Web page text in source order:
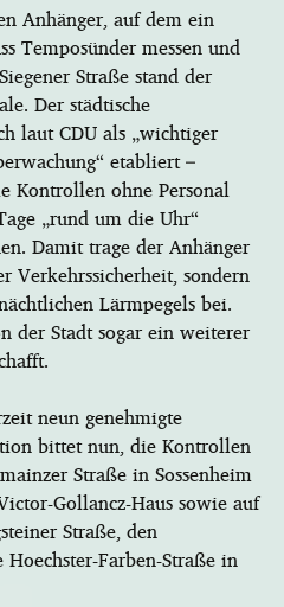
Anhänger, auf dem ein
Temposünder messen und
Straße stand der
Der städtische
laut CDU als „wichtiger
etabliert –
Kontrollen ohne Personal
„rund um die Uhr“
Damit trage der Anhänger
Verkehrssicherheit, sondern
Lärmpegels bei.
der Stadt sogar ein weiterer
neun genehmigte
bittet nun, die Kontrollen
Straße in Sossenheim
Gollancz-Haus sowie auf
Straße, den
Farben-Straße in